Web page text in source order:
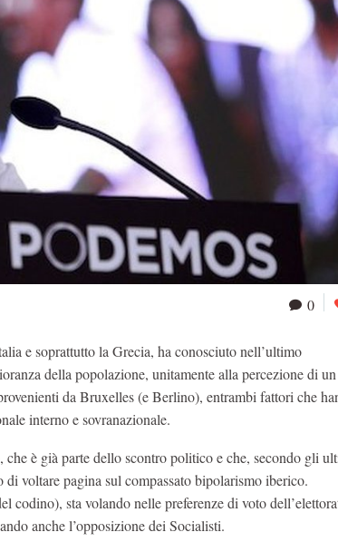
0
e soprattutto la Grecia, ha conosciuto nell’ultimo
della popolazione, unitamente alla percezione di un
da Bruxelles (e Berlino), entrambi fattori che
interno e sovranazionale.
, che è già parte dello scontro politico e che, secondo gli
voltare pagina sul compassato bipolarismo iberico.
codino), sta volando nelle preferenze di voto
anche l’opposizione dei Socialisti.